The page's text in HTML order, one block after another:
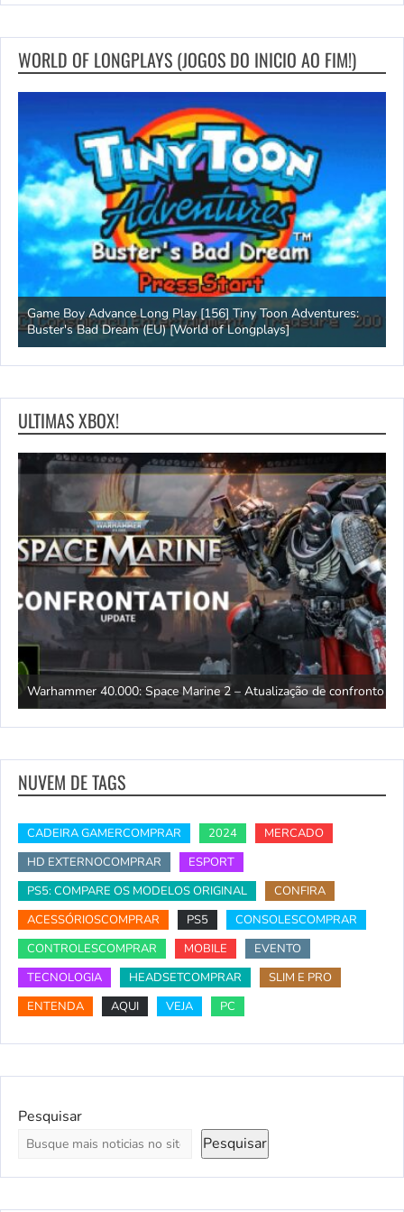
WORLD OF LONGPLAYS (JOGOS DO INICIO AO FIM!)
Game Boy Advance Long Play [156] Tiny Toon Adventures:
Buster's Bad Dream (EU) [World of Longplays]
ULTIMAS XBOX!
Warhammer 40.000: Space Marine 2 – Atualização de confronto
NUVEM DE TAGS
CADEIRA GAMERCOMPRAR 2024
MERCADO
HD EXTERNOCOMPRAR
ESPORT
PS5: COMPARE OS MODELOS ORIGINAL
CONFIRA
ACESSÓRIOSCOMPRAR
PS5
CONSOLESCOMPRAR
CONTROLESCOMPRAR
MOBILE
EVENTO
TECNOLOGIA
HEADSETCOMPRAR
SLIM E PRO
ENTENDA
AQUI VEJA PC
Pesquisar
Pesquisar